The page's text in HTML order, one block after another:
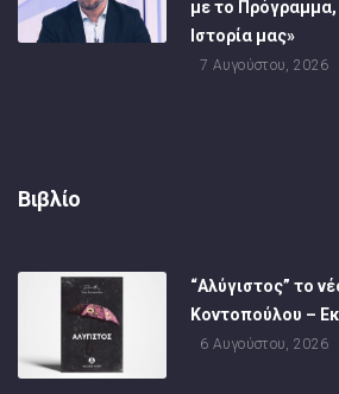
με το Πρόγραμμα,
Ιστορία μας»
7 Αυγούστου, 2026
Βιβλίο
“Αλύγιστος” το
Κοντοπούλου –
6 Αυγούστου, 2026